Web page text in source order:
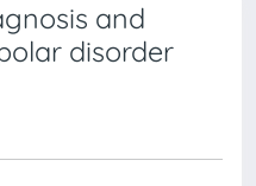
and
disorder